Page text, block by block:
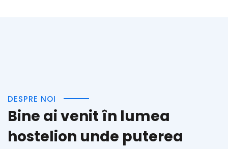
DESPRE NOI
Bine ai venit în lumea
hostelion unde puterea